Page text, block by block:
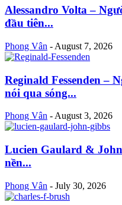
Alessandro Volta –
đầu tiên...
Phong Vân - August 7, 2026
Reginald Fessenden –
nói qua sóng...
Phong Vân -August 3, 2026
Lucien Gaulard &
nền...
Phong Vân - July 30, 2026